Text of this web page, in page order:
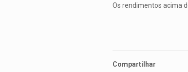
Os rendimentos acima
Compartilhar